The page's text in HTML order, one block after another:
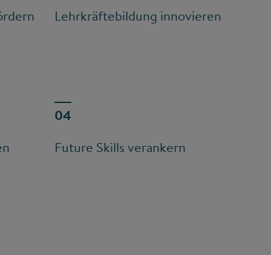
Lehrkräftebildung innovieren
Future Skills verankern